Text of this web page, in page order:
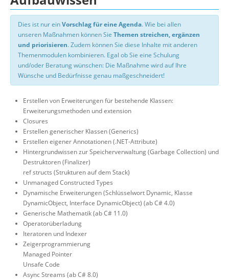
Dies ist nur einVorschlag für eine Agenda. Wie bei allen
unseren Maßnahmen können Sie Themen streichen, ergänzen
und priorisieren. Zudem können Sie diese Inhalte mit anderen
Themenmodulen kombinieren. Egal ob Sie eine Schulung
und/oder Beratung wünschen: Die Maßnahme wird auf Ihre
Wünsche und Bedürfnisse genau maßgeschneidert!
Erstellen von Erweiterungen für bestehende Klassen:
Erweiterungsmethoden und extension
Closures
Erstellen generischer Klassen (Generics)
Erstellen eigener Annotationen (.NET-Attribute)
Hintergrundwissen zur Speicherverwaltung (Garbage Collection) und
Destruktoren (Finalizer)
ref structs (Strukturen auf dem Stack)
Unmanaged Constructed Types
Dynamische Erweiterungen (Schlüsselwort Dynamic, Klasse
DynamicObject, Interface DynamicObject) (ab C# 4.0)
Generische Mathematik (ab C# 11.0)
Operatorüberladung
Iteratoren und Indexer
Zeigerprogrammierung
Managed Pointer
Unsafe Code
Async Streams (ab C# 8.0)